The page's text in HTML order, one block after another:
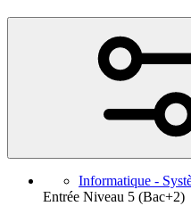
Informatique -
Entrée Niveau 5 (Bac+2)